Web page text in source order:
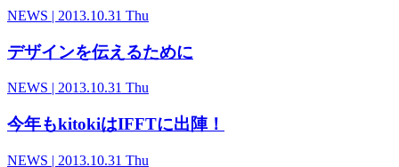
NEWS | 2013.10.31 Thu
デザインを伝えるために
NEWS | 2013.10.31 Thu
今年もkitokiはIFFTに出陣！
NEWS | 2013.10.31 Thu